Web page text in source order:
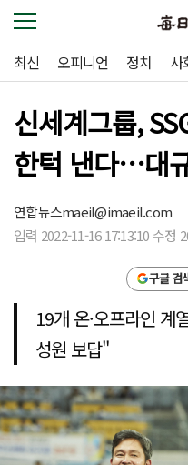
최신 오피니언 정치 사
신세계그룹,
한턱 낸다…대
연합뉴스maeil@imaeil.com
입력 2022-11-16 17:13:10 수정
구글 검
19개 온·오프라인
성원 보답"